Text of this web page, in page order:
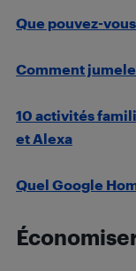
Que pouvez-
Comment
10 activités
et Alexa
Quel Google